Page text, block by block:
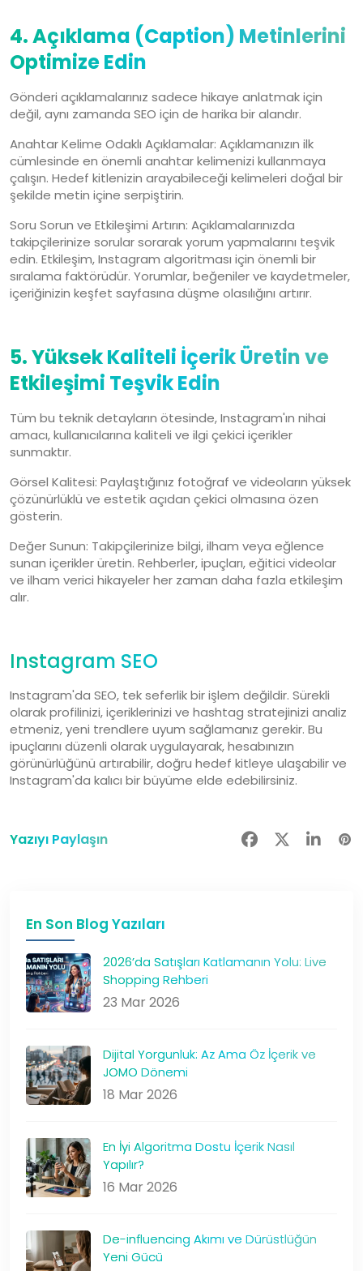
4. Açıklama (Caption) Metinlerini
Optimize Edin
Gönderi açıklamalarınız sadece hikaye anlatmak için
değil, aynı zamanda SEO için de harika bir alandır.
Anahtar Kelime Odaklı Açıklamalar: Açıklamanızın ilk
cümlesinde en önemli anahtar kelimenizi kullanmaya
çalışın. Hedef kitlenizin arayabileceği kelimeleri doğal bir
şekilde metin içine serpiştirin.
Soru Sorun ve Etkileşimi Artırın: Açıklamalarınızda
takipçilerinize sorular sorarak yorum yapmalarını teşvik
edin. Etkileşim, Instagram algoritması için önemli bir
sıralama faktörüdür. Yorumlar, beğeniler ve kaydetmeler,
içeriğinizin keşfet sayfasına düşme olasılığını artırır.
5. Yüksek Kaliteli İçerik Üretin ve
Etkileşimi Teşvik Edin
Tüm bu teknik detayların ötesinde, Instagram'ın nihai
amacı, kullanıcılarına kaliteli ve ilgi çekici içerikler
sunmaktır.
Görsel Kalitesi: Paylaştığınız fotoğraf ve videoların yüksek
çözünürlüklü ve estetik açıdan çekici olmasına özen
gösterin.
Değer Sunun: Takipçilerinize bilgi, ilham veya eğlence
sunan içerikler üretin. Rehberler, ipuçları, eğitici videolar
ve ilham verici hikayeler her zaman daha fazla etkileşim
alır.
Instagram SEO
Instagram'da SEO, tek seferlik bir işlem değildir. Sürekli
olarak profilinizi, içeriklerinizi ve hashtag stratejinizi analiz
etmeniz, yeni trendlere uyum sağlamanız gerekir. Bu
ipuçlarını düzenli olarak uygulayarak, hesabınızın
görünürlüğünü artırabilir, doğru hedef kitleye ulaşabilir ve
Instagram'da kalıcı bir büyüme elde edebilirsiniz.
Yazıyı Paylaşın
En Son Blog Yazıları
2026’da Satışları Katlamanın Yolu: Live
Shopping Rehberi
23 Mar 2026
Dijital Yorgunluk: Az Ama Öz İçerik ve
JOMO Dönemi
18 Mar 2026
En İyi Algoritma Dostu İçerik Nasıl
Yapılır?
16 Mar 2026
De-influencing Akımı ve Dürüstlüğün
Yeni Gücü